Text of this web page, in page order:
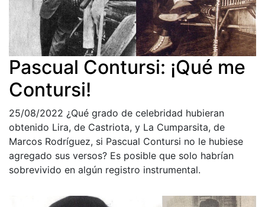
Pascual Contursi: ¡Qué me
Contursi!
25/08/2022 ¿Qué grado de celebridad hubieran
obtenido Lira, de Castriota, y La Cumparsita, de
Marcos Rodríguez, si Pascual Contursi no le hubiese
agregado sus versos? Es posible que solo habrían
sobrevivido en algún registro instrumental.